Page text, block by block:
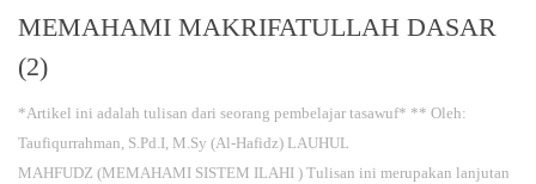
MEMAHAMI MAKRIFATULLAH DASAR
(2)
*Artikel ini adalah tulisan dari seorang pembelajar tasawuf* ** Oleh:
Taufiqurrahman, S.Pd.I, M.Sy (Al-Hafidz) LAUHUL
MAHFUDZ (MEMAHAMI SISTEM ILAHI ) Tulisan ini merupakan lanjutan